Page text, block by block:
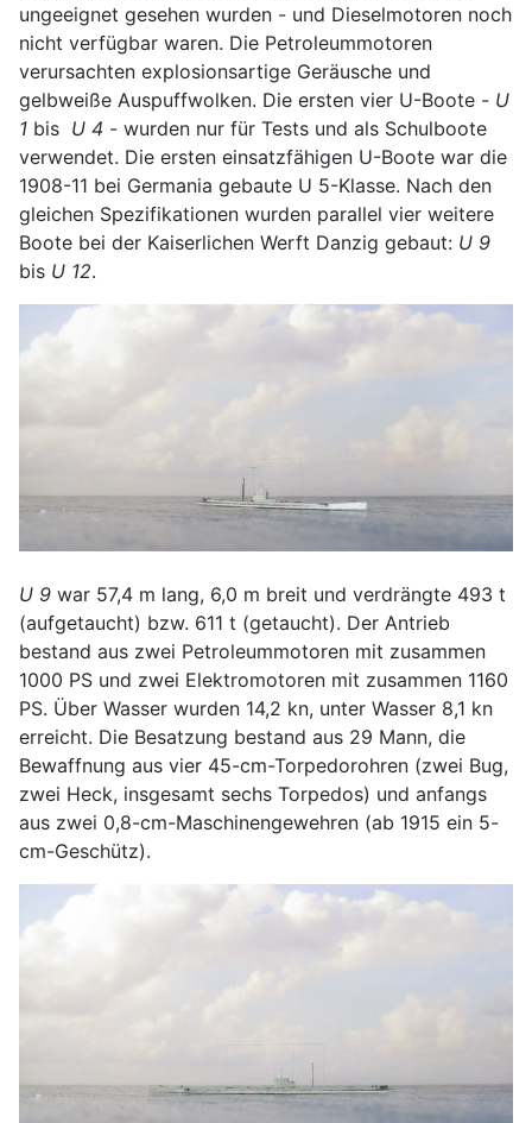
ungeeignet gesehen wurden - und Dieselmotoren noch
nicht verfügbar waren. Die Petroleummotoren
verursachten explosionsartige Geräusche und
gelbweiße Auspuffwolken. Die ersten vier U-Boote - U
1 bis U 4 - wurden nur für Tests und als Schulboote
verwendet. Die ersten einsatzfähigen U-Boote war die
1908-11 bei Germania gebaute U 5-Klasse. Nach den
gleichen Spezifikationen wurden parallel vier weitere
Boote bei der Kaiserlichen Werft Danzig gebaut: U 9
bis U 12.
U 9 war 57,4 m lang, 6,0 m breit und verdrängte 493 t
(aufgetaucht) bzw. 611 t (getaucht). Der Antrieb
bestand aus zwei Petroleummotoren mit zusammen
1000 PS und zwei Elektromotoren mit zusammen 1160
PS. Über Wasser wurden 14,2 kn, unter Wasser 8,1 kn
erreicht. Die Besatzung bestand aus 29 Mann, die
Bewaffnung aus vier 45-cm-Torpedorohren (zwei Bug,
zwei Heck, insgesamt sechs Torpedos) und anfangs
aus zwei 0,8-cm-Maschinengewehren (ab 1915 ein 5-
cm-Geschütz).